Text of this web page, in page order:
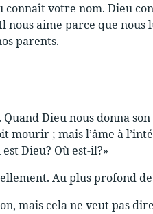
connaît votre nom. Dieu
nous aime parce que
parents.
Dieu nous donna
mourir ; mais l’âme à
Dieu? Où est-il?»
Au plus profond
mais cela ne veut pas